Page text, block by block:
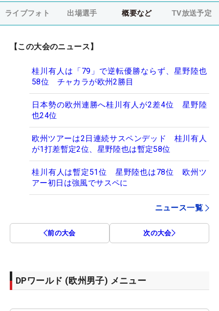
ライブフォト 出場選手 概要など TV放送予定
【この大会のニュース】
桂川有人は「79」で逆転優勝ならず、星野陸也
58位 チャカラが欧州2勝目
日本勢の欧州連勝へ桂川有人が2差4位 星野陸
也24位
欧州ツアーは2日連続サスペンデッド 桂川有人
が1打差暫定2位、星野陸也は暫定58位
桂川有人は暫定51位 星野陸也は78位 欧州ツ
アー初日は強風でサスペに
ニュース一覧
前の大会 次の大会
DPワールド (欧州男子) メニュー